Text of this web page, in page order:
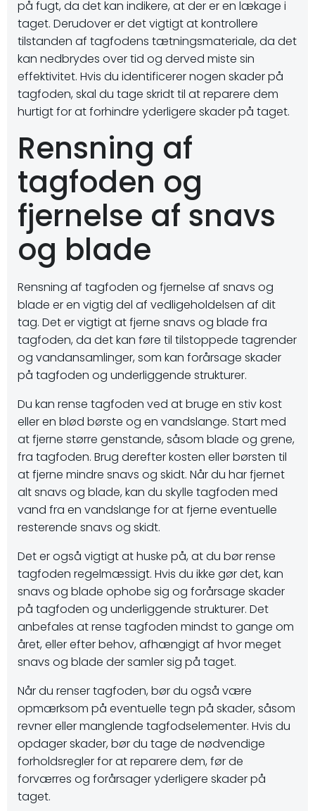
på fugt, da det kan indikere, at der er en lækage i
taget. Derudover er det vigtigt at kontrollere
tilstanden af ​​tagfodens tætningsmateriale, da det
kan nedbrydes over tid og derved miste sin
effektivitet. Hvis du identificerer nogen skader på
tagfoden, skal du tage skridt til at reparere dem
hurtigt for at forhindre yderligere skader på taget.
Rensning af
tagfoden og
fjernelse af snavs
og blade
Rensning af tagfoden og fjernelse af snavs og
blade er en vigtig del af vedligeholdelsen af dit
tag. Det er vigtigt at fjerne snavs og blade fra
tagfoden, da det kan føre til tilstoppede tagrender
og vandansamlinger, som kan forårsage skader
på tagfoden og underliggende strukturer.
Du kan rense tagfoden ved at bruge en stiv kost
eller en blød børste og en vandslange. Start med
at fjerne større genstande, såsom blade og grene,
fra tagfoden. Brug derefter kosten eller børsten til
at fjerne mindre snavs og skidt. Når du har fjernet
alt snavs og blade, kan du skylle tagfoden med
vand fra en vandslange for at fjerne eventuelle
resterende snavs og skidt.
Det er også vigtigt at huske på, at du bør rense
tagfoden regelmæssigt. Hvis du ikke gør det, kan
snavs og blade ophobe sig og forårsage skader
på tagfoden og underliggende strukturer. Det
anbefales at rense tagfoden mindst to gange om
året, eller efter behov, afhængigt af hvor meget
snavs og blade der samler sig på taget.
Når du renser tagfoden, bør du også være
opmærksom på eventuelle tegn på skader, såsom
revner eller manglende tagfodselementer. Hvis du
opdager skader, bør du tage de nødvendige
forholdsregler for at reparere dem, før de
forværres og forårsager yderligere skader på
taget.